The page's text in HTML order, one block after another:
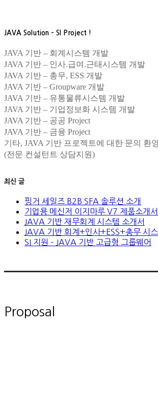
JAVA Solution – SI Project !
JAVA 기반 – 회계시스템 개발
JAVA 기반 – 인사.급여.근태시스템 개발
JAVA 기반 – 총무, ESS 개발
JAVA 기반 – Groupware 개발
JAVA 기반 – 유통물류시스템 개발
JAVA 기반 – 기업정보화 시스템 개발
JAVA 기반 – 공공 Project
JAVA 기반 – 금융 Project
기타, JAVA 기반 프로젝트에 대한 문의 환영
(전문 컨설턴트 상담지원)
최신 글
핑거 세일즈 B2B SFA 솔루션 소개
기업용 메신저 이지마루 V7 제품소개서
JAVA 기반 재무회계 시스템 소개서
JAVA 기반 회계+인사+ESS+총무 시
SI 지원 – JAVA 기반 고급형 그룹웨어
Proposal